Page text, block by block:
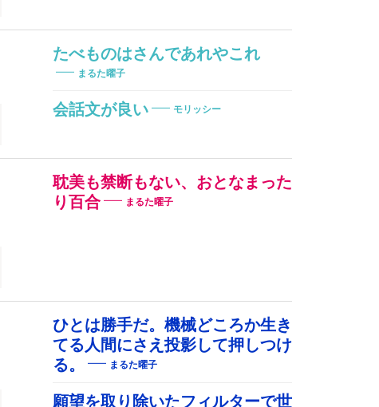
たべものはさんであれやこれ
まるた曜子
会話文が良い モリッシー
耽美も禁断もない、おとなまった
り百合
まるた曜子
ひとは勝手だ。機械どころか生き
てる人間にさえ投影して押しつけ
る。
まるた曜子
願望を取り除いたフィルターで世